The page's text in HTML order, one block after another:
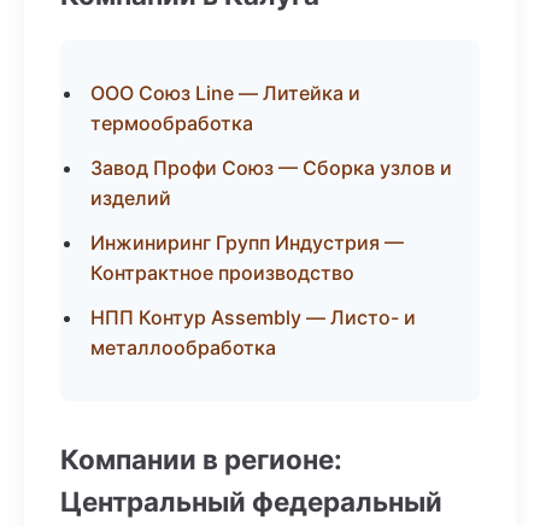
ООО Союз Line — Литейка и
термообработка
Завод Профи Союз — Сборка узлов и
изделий
Инжиниринг Групп Индустрия —
Контрактное производство
НПП Контур Assembly — Листо- и
металлообработка
Компании в регионе:
Центральный федеральный